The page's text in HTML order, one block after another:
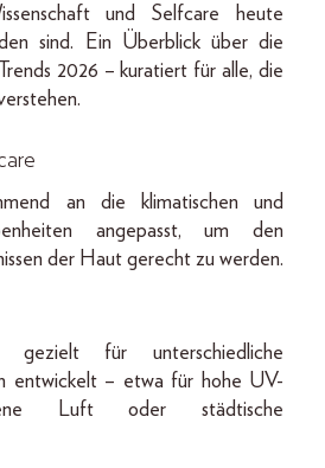
und Selfcare heute
sind. Ein Überblick über die
2026 – kuratiert für alle, die
an die klimatischen und
angepasst, um den
der Haut gerecht zu werden.
gezielt für unterschiedliche
entwickelt – etwa für hohe UV-
Luft oder städtische